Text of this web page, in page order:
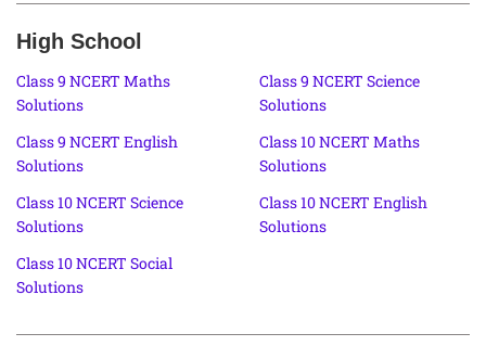
High School
Class 9 NCERT Maths
Solutions
Class 9 NCERT Science
Solutions
Class 9 NCERT English
Solutions
Class 10 NCERT Maths
Solutions
Class 10 NCERT Science
Solutions
Class 10 NCERT English
Solutions
Class 10 NCERT Social
Solutions